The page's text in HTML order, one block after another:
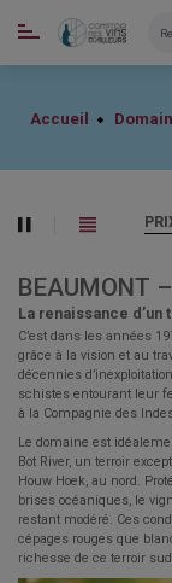
CATÉGORIES
Accueil
BEAUMONT
La renaissance
C’est dans les années
grâce à la vision et au
décennies
schistes entourant leur
à la Compagnie des
Le domaine est
Bot River, un terroir
Houw Hoek, au nord.
brises océaniques, le
restant modéré. Ces
cépages rouges que
richesse de ce terroir